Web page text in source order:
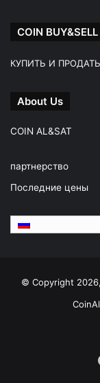
COIN BUY&SELL
КУПИТЬ И
About Us
COIN AL&SAT
партнерство
Последние цены
© Copyright